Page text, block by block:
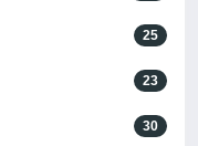
25
23
30